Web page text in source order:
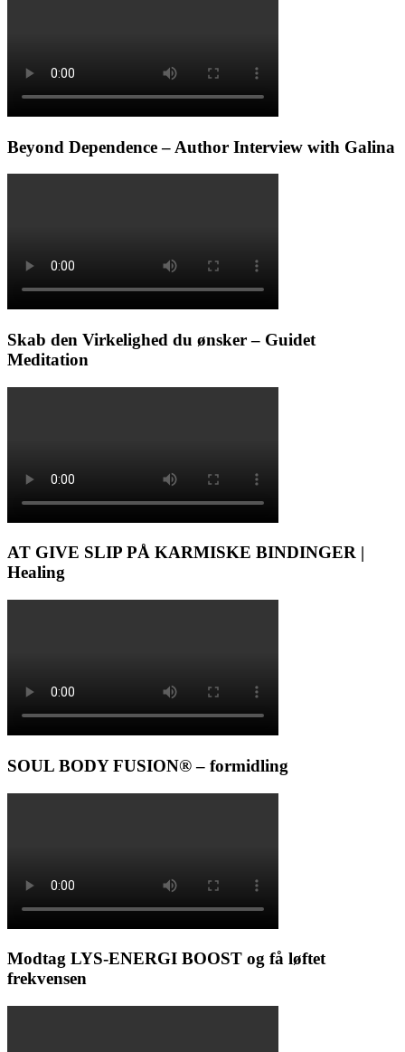
Beyond Dependence – Author Interview with Galina
Skab den Virkelighed du ønsker – Guidet
Meditation
AT GIVE SLIP PÅ KARMISKE BINDINGER |
Healing
SOUL BODY FUSION® – formidling
Modtag LYS-ENERGI BOOST og få løftet
frekvensen